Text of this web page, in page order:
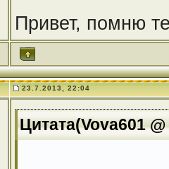
Привет, помню
23.7.2013, 22:04
Цитата(Vova601